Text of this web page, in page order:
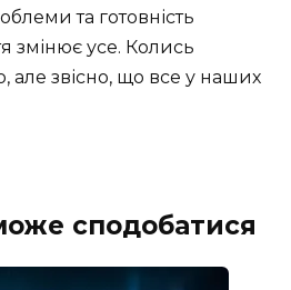
та готовність
змінює усе. Колись
але звісно, що все у наших
сподобатися